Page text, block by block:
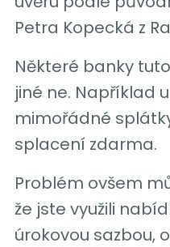
Petra Kopecká z
Některé banky
jiné ne. Například
mimořádné
splacení zdarma.
Problém ovšem
že jste využili
úrokovou sazbou,